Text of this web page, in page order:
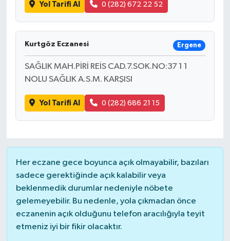
Yol Tarifi Al 0 (282) 672 22 52
Kurtgöz Eczanesi Ergene
SAĞLIK MAH.PİRİ REİS CAD.7.SOK.NO:37 1 1
NOLU SAĞLIK A.S.M. KARŞISI
Yol Tarifi Al 0 (282) 686 21 15
Her eczane gece boyunca açık olmayabilir, bazıları
sadece gerektiğinde açık kalabilir veya
beklenmedik durumlar nedeniyle nöbete
gelemeyebilir. Bu nedenle, yola çıkmadan önce
eczanenin açık olduğunu telefon aracılığıyla teyit
etmeniz iyi bir fikir olacaktır.
Seri İlan
Siyaset
Sokak Hayvanlarını Sahiplendirme
Spor
Yaşam